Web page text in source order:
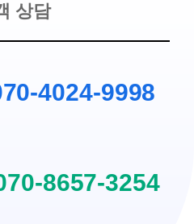
상담
4024-9998
8657-3254